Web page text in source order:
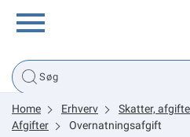
Borger
Erhverv
Home Erhverv
Skatter,
Afgifter
Overnatningsafgift